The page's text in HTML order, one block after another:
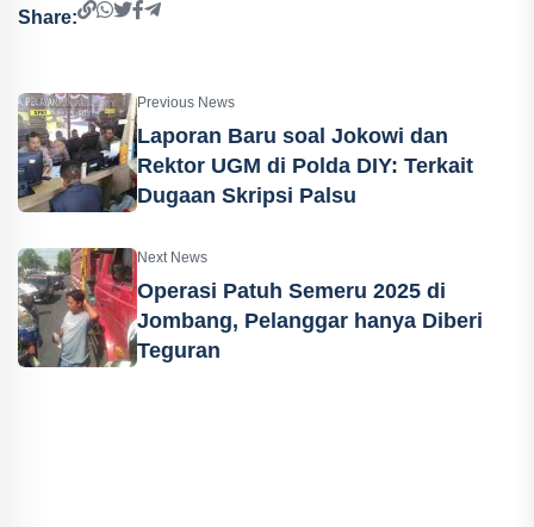
Share:
Previous News
Laporan Baru soal Jokowi dan
Rektor UGM di Polda DIY: Terkait
Dugaan Skripsi Palsu
Next News
Operasi Patuh Semeru 2025 di
Jombang, Pelanggar hanya Diberi
Teguran